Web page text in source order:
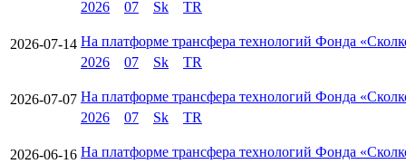
2026
07 Sk TR
2026-07-14 На платформе трансфера технологий Фонда
2026
07 Sk TR
2026-07-07 На платформе трансфера технологий Фонда
2026
07 Sk TR
2026-06-16 На платформе трансфера технологий Фонда